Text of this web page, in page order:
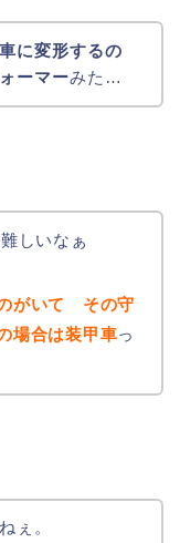
に変形するの
ーマーみた…
しいなぁ
がいて その守
場合は装甲車っ
ぇ。